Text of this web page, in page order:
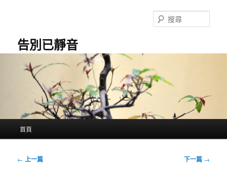
告別已靜音
尋
首頁
文
← 上一篇 下一篇 →